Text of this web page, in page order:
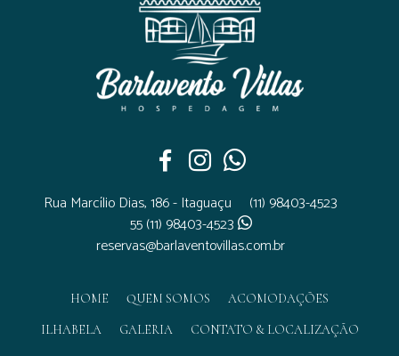
Rua Marcílio Dias, 186 - Itaguaçu
(11) 98403-4523
55 (11) 98403-4523
reservas@barlaventovillas.com.br
HOME QUEM SOMOS ACOMODAÇÕES
ILHABELA GALERIA CONTATO & LOCALIZAÇÃO